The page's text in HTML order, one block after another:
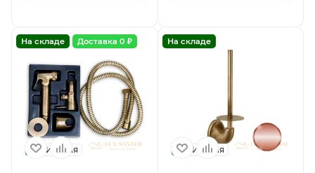
На складе Доставка 0 ₽
Италия
На складе
Италия